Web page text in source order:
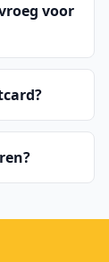
voor